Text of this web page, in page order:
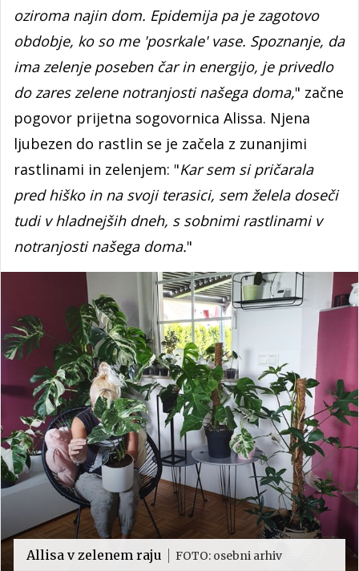
oziroma najin dom. Epidemija pa je zagotovo
obdobje, ko so me 'posrkale' vase. Spoznanje, da
ima zelenje poseben čar in energijo, je privedlo
do zares zelene notranjosti našega doma," začne
pogovor prijetna sogovornica Alissa. Njena
ljubezen do rastlin se je začela z zunanjimi
rastlinami in zelenjem: "Kar sem si pričarala
pred hiško in na svoji terasici, sem želela doseči
tudi v hladnejših dneh, s sobnimi rastlinami v
notranjosti našega doma."
Allisa v zelenem raju FOTO: osebni arhiv